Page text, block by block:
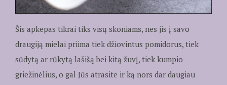
Šis apkepas tikrai tiks visų skoniams, nes jis į savo
draugiją mielai priima tiek džiovintus pomidorus, tiek
sūdytą ar rūkytą lašišą bei kitą žuvį, tiek kumpio
griežinėlius, o gal Jūs atrasite ir ką nors dar daugiau